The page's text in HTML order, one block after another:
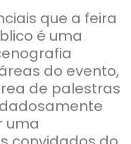
que a feira
é uma
do evento,
de palestras
uma